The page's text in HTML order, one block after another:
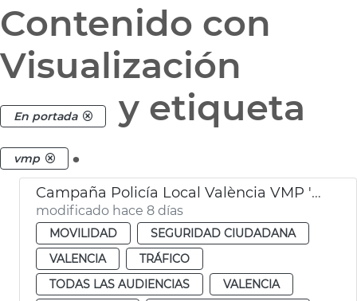
Contenido con
Visualización
En portada y etiqueta
vmp .
Campaña Policía Local València VMP 'Conecta con la vía'
modificado hace 8 días
MOVILIDAD
SEGURIDAD CIUDADANA
VALENCIA
TRÁFICO
TODAS LAS AUDIENCIAS
VALENCIA